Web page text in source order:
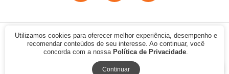
© 2020 - Alpha Sport. CNPJ: 07.354.702/0001-12. Todos os direitos
reservados.
Utilizamos cookies para oferecer melhor experiência, desempenho e
recomendar conteúdos de seu interesse. Ao continuar, você
concorda com a nossa Política de Privacidade.
Continuar